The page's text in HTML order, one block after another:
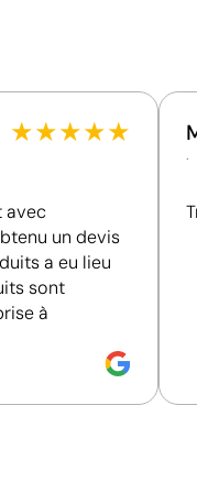
afficher
des
★★★★★
avec
un devis
a eu lieu
sont
à
.